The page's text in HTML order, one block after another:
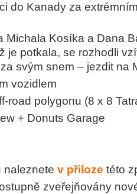
do Kanady za
Michala Kosíka a Dana
je potkala, se rozhodli
svým snem – jezdit na
vozidlem
road polygonu (8 x 8
+ Donuts Garage
naleznete v přiloze této
zveřejňovány